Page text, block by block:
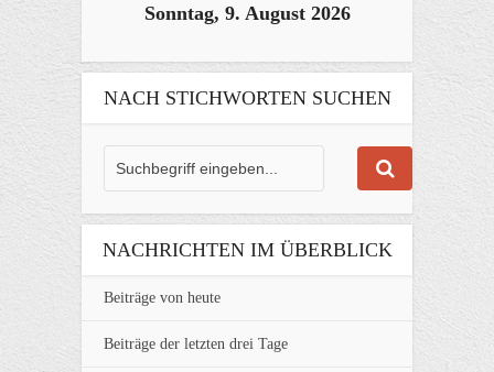
Sonntag, 9. August 2026
NACH STICHWORTEN SUCHEN
NACHRICHTEN IM ÜBERBLICK
Beiträge von heute
Beiträge der letzten drei Tage